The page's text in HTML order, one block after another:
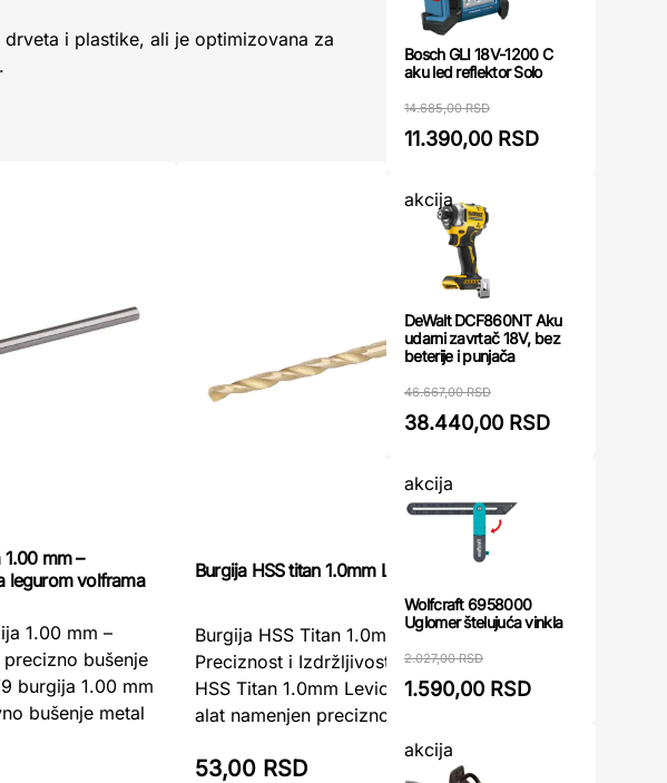
i plastike, ali je optimizovana za
1.00 mm –
legurom volframa
1.00 mm –
bušenje
burgija 1.00 mm
bušenje metal
Burgija HSS titan 1.0mm Levior
Burgija HSS Titan 1.0mm Levior -
Preciznost i Izdržljivost za MetalBurgija
HSS Titan 1.0mm Levior je specijalizovan
alat namenjen preciznom bušenju me ...
53,00 RSD
Bosch GLI 18V-1200 C
aku led reflektor Solo
14.685,00 RSD
11.390,00 RSD
akcija
DeWalt DCF860NT Aku
udarni zavrtač 18V, bez
beterije i punjača
46.667,00 RSD
38.440,00 RSD
akcija
Wolfcraft 6958000
Uglomer štelujuća vinkla
2.027,00 RSD
1.590,00 RSD
akcija